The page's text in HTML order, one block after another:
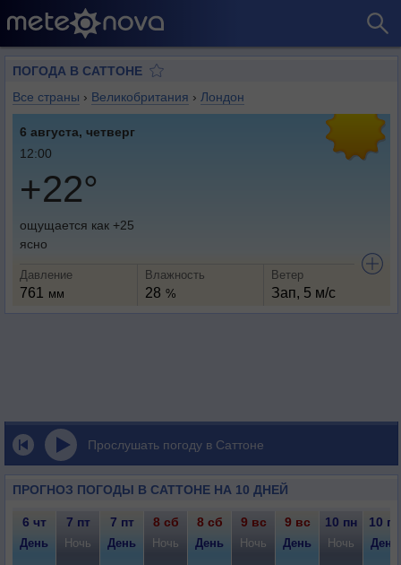
ПОГОДА В САТТОНЕ
Все страны › Великобритания › Лондон
6 августа, четверг
12:00
+22°
ощущается как +25
ясно
Давление
761 мм
Влажность
28 %
Ветер
Зап, 5 м/с
Прослушать погоду в Саттоне
ПРОГНОЗ ПОГОДЫ В САТТОНЕ НА 10 ДНЕЙ
6 чт 7 пт 7 пт 8 сб 8 сб 9 вс 9 вс 10 пн 10 пн
День Ночь День Ночь День Ночь День Ночь День